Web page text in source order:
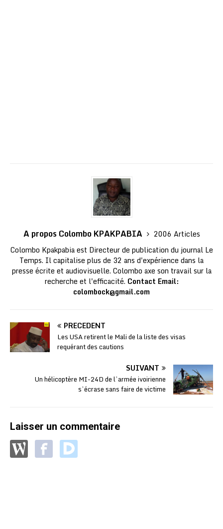
A propos Colombo KPAKPABIA
2006 Articles
Colombo Kpakpabia est Directeur de publication du journal Le
Temps. Il capitalise plus de 32 ans d'expérience dans la
presse écrite et audiovisuelle. Colombo axe son travail sur la
recherche et l'efficacité. Contact Email:
colombock@gmail.com
PRÉCÉDENT
Les USA retirent le Mali de la liste des visas
requérant des cautions
SUIVANT
Un hélicoptère MI-24D de l’armée ivoirienne
s’écrase sans faire de victime
Laisser un commentaire